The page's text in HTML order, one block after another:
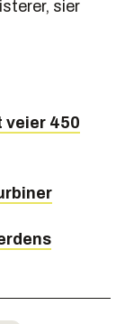
sier
veier 450